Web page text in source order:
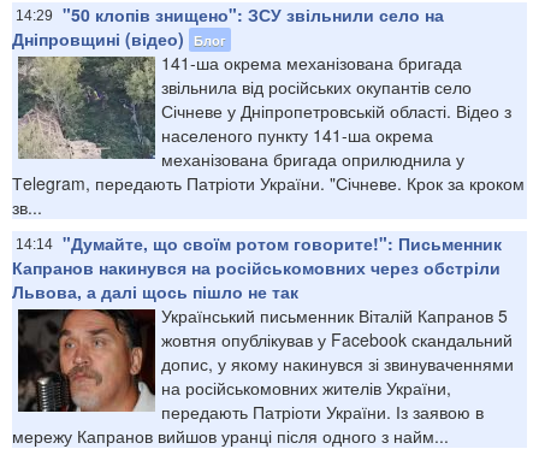
14:29
"50 клопів знищено": ЗСУ звільнили село на
Дніпровщині (відео)
Блог
141-ша окрема механізована бригада
звільнила від російських окупантів село
Січневе у Дніпропетровській області. Відео з
населеного пункту 141-ша окрема
механізована бригада оприлюднила у
Тelegram, передають Патріоти України. "Січневе. Крок за кроком
зв...
14:14 "Думайте, що своїм ротом говорите!": Письменник
Капранов накинувся на російськомовних через обстріли
Львова, а далі щось пішло не так
Український письменник Віталій Капранов 5
жовтня опублікував у Facebook скандальний
допис, у якому накинувся зі звинуваченнями
на російськомовних жителів України,
передають Патріоти України. Із заявою в
мережу Капранов вийшов уранці після одного з найм...